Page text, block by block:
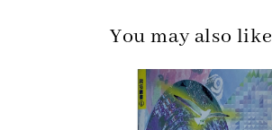
You may also like